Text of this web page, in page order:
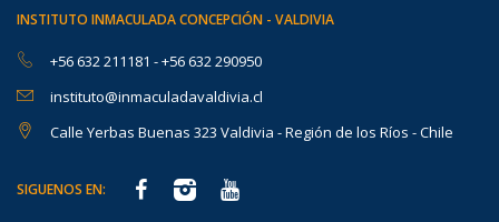
INSTITUTO INMACULADA CONCEPCIÓN - VALDIVIA
+56 632 211181 -+56 632 290950
instituto@inmaculadavaldivia.cl
Calle Yerbas Buenas 323 Valdivia - Región de los Ríos - Chile
SIGUENOS EN: